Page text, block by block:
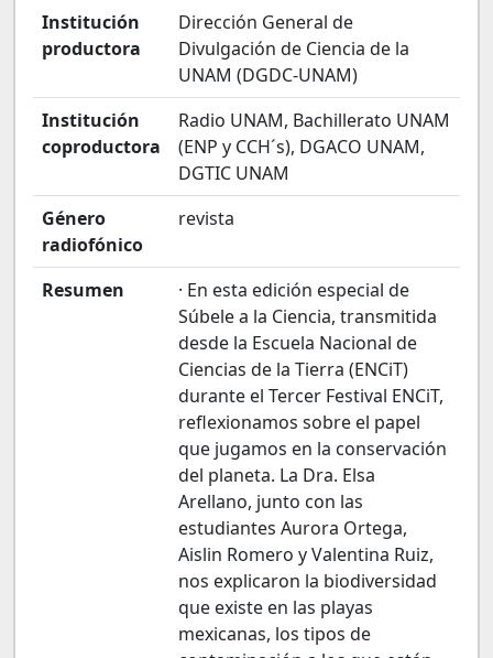
Institución
productora
Dirección General de
Divulgación de Ciencia de la
UNAM (DGDC-UNAM)
Institución
coproductora
Radio UNAM, Bachillerato UNAM
(ENP y CCH´s), DGACO UNAM,
DGTIC UNAM
Género
radiofónico
revista
Resumen
· En esta edición especial de
Súbele a la Ciencia, transmitida
desde la Escuela Nacional de
Ciencias de la Tierra (ENCiT)
durante el Tercer Festival ENCiT,
reflexionamos sobre el papel
que jugamos en la conservación
del planeta. La Dra. Elsa
Arellano, junto con las
estudiantes Aurora Ortega,
Aislin Romero y Valentina Ruiz,
nos explicaron la biodiversidad
que existe en las playas
mexicanas, los tipos de